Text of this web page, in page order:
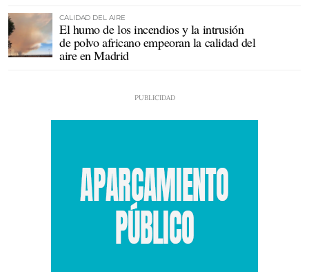
CALIDAD DEL AIRE
El humo de los incendios y la intrusión
de polvo africano empeoran la calidad del
aire en Madrid